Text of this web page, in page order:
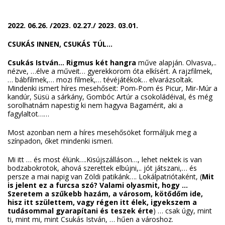
2022. 06.26. /2023. 02.27./ 2023. 03.01.
CSUKÁS INNEN, CSUKÁS TÚL...
Csukás István… Rigmus két hangra műve alapján. Olvasva,..
nézve, …élve a műveit… gyerekkorom óta elkísért. A rajzfilmek,
… bábfilmek,… mozi filmek,… tévéjátékok… elvarázsoltak.
Mindenki ismert híres mesehőseit: Pom-Pom és Picur, Mir-Múr a
kandúr, Süsü a sárkány, Gombóc Artúr a csokoládéival, és még
sorolhatnám napestig ki nem hagyva Bagamérit, aki a
fagylaltot……
Most azonban nem a híres mesehősöket formáljuk meg a
színpadon, őket mindenki ismeri.
Mi itt … és most élünk….Kisújszálláson…, lehet nektek is van
bodzabokrotok, ahová szerettek elbújni,.. jót játszani,… és
persze a mai napig van Zöldi patikánk…. Lokálpatriótaként, (Mit
is jelent ez a furcsa szó? Valami olyasmit, hogy …
Szeretem a szűkebb hazám, a városom, kötődőm ide,
hisz itt születtem, vagy régen itt élek, igyekszem a
tudásommal gyarapítani és teszek érte) … csak úgy, mint
ti, mint mi, mint Csukás István, … hűen a városhoz.